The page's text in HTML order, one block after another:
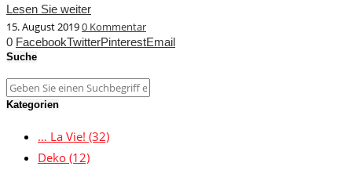
Lesen Sie weiter
15. August 20190 Kommentar
0 FacebookTwitterPinterestEmail
Suche
Kategorien
… La Vie! (32)
Deko (12)